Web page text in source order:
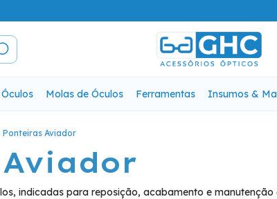
Molas de Óculos Ferramentas Insumos &
Ponteiras Aviador
indicadas para reposição, acabamento e